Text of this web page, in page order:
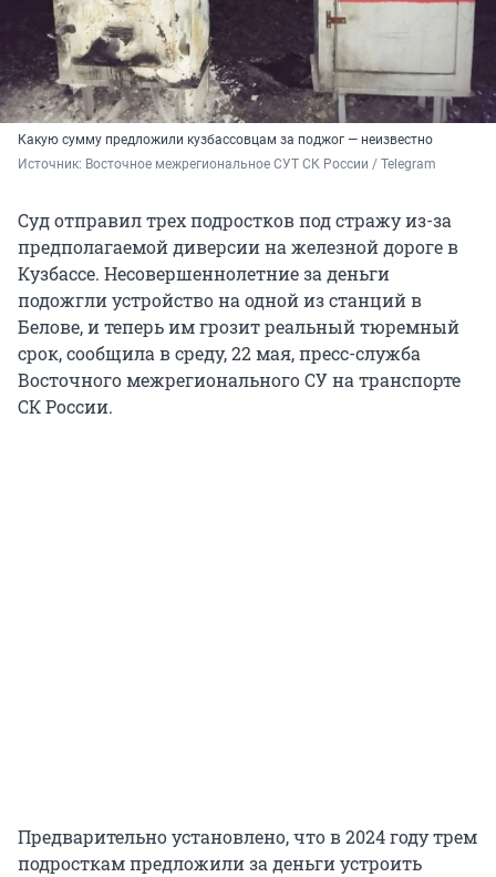
Какую сумму предложили кузбассовцам за поджог — неизвестно
Источник: Восточное межрегиональное СУТ СК России / Telegram
Суд отправил трех подростков под стражу из-за
предполагаемой диверсии на железной дороге в
Кузбассе. Несовершеннолетние за деньги
подожгли устройство на одной из станций в
Белове, и теперь им грозит реальный тюремный
срок, сообщила в среду, 22 мая, пресс-служба
Восточного межрегионального СУ на транспорте
СК России.
Предварительно установлено, что в 2024 году трем
подросткам предложили за деньги устроить